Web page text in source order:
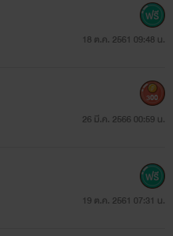
18 ต.ค. 2561 09:48 น.
26 มี.ค. 2566 00:59 น.
300
19 ต.ค. 2561 07:31 น.